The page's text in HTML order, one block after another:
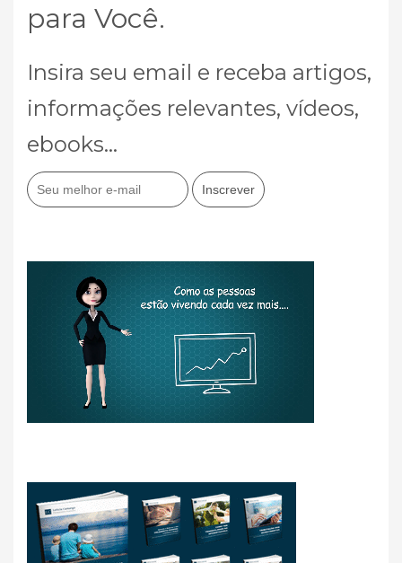
para Você.
Insira seu email e receba artigos,
informações relevantes, vídeos,
ebooks...